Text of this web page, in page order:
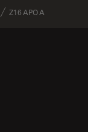
Z16 APO A